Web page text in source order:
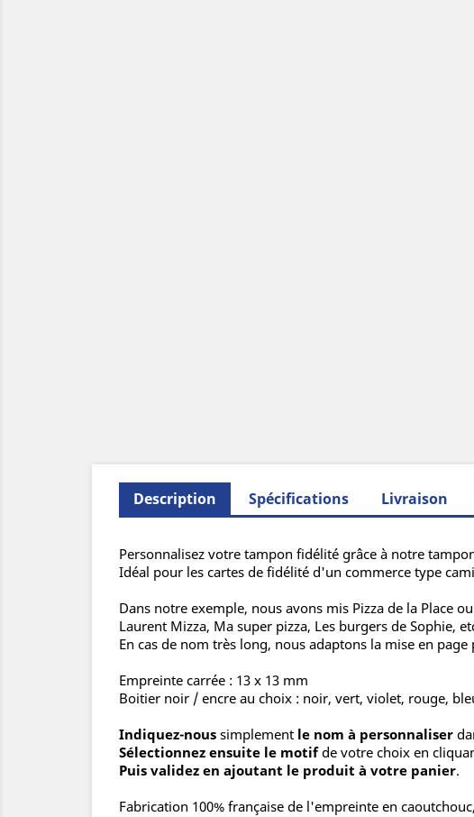
Description Spécifications Livraison
Personnalisez votre tampon fidélité grâce à notre
Idéal pour les cartes de fidélité d'un commerce type
Dans notre exemple, nous avons mis Pizza de la Place
Laurent Mizza, Ma super pizza, Les burgers de Sophie,
En cas de nom très long, nous adaptons la mise en
Empreinte carrée : 13 x 13 mm
Boitier noir / encre au choix : noir, vert, violet, rouge,
Indiquez-nous simplement le nom à personnaliser
Sélectionnez ensuite le motifde votre choix en
Puis validez en ajoutant le produit à votre panier.
Fabrication 100% française de l'empreinte en